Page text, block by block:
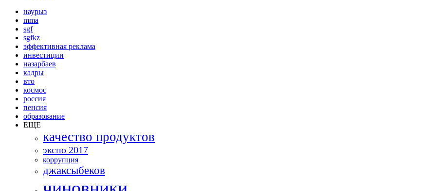
наурыз
mma
sgf
sgfkz
эффективная реклама
инвестиции
назарбаев
кадры
вто
космос
россия
пенсия
образование
ЕЩЕ
качество продуктов
экспо 2017
коррупция
джаксыбеков